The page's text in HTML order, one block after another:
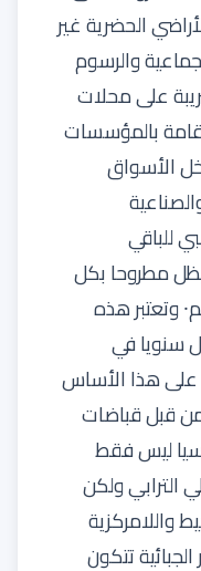
الحضرية غير
والرسوم
على محلات
بالمؤسسات
الأسواق
للباقي
يظل مطروحا بكل
43 مليار درهم⸱ وتعتبر هذه
سنويا في
على هذا الأساس
من قبل قباضات
ليس فقط
الترابي ولكن
واللامركزية
الجبائية تتكون